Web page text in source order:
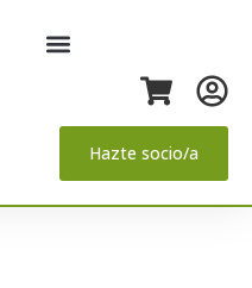
Hazte socio/a